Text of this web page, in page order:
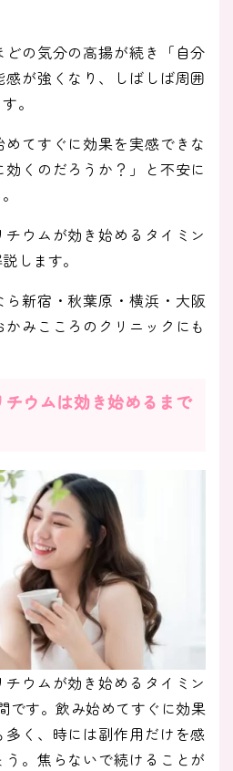
の気分の高揚が続き「自分
が強くなり、しばしば周囲
。
てすぐに効果を実感できな
くのだろうか？」と不安に
ウムが効き始めるタイミン
します。
新宿・秋葉原・横浜・大阪
みこころのクリニックにも
ウムは効き始めるまで
ウムが効き始めるタイミン
です。飲み始めてすぐに効果
く、時には副作用だけを感
う。焦らないで続けることが